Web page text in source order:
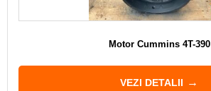
Motor Cummins 4T-390
VEZI DETALII